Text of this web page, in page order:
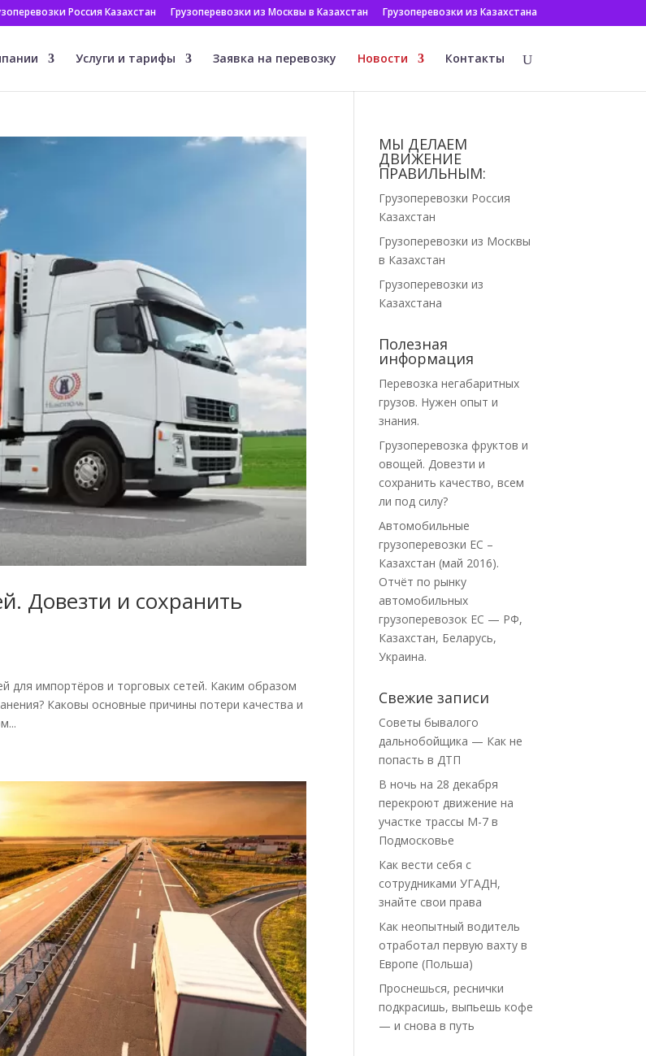
Россия Казахстан Грузоперевозки из Москвы в Казахстан Грузоперевозки из Казахстана
Услуги и тарифы Заявка на перевозку Новости Контакты
Довезти и сохранить
для импортёров и торговых сетей. Каким образом
Каковы основные причины потери качества и
МЫ ДЕЛАЕМ
ДВИЖЕНИЕ
ПРАВИЛЬНЫМ:
Грузоперевозки Россия
Казахстан
Грузоперевозки из Москвы
в Казахстан
Грузоперевозки из
Казахстана
Полезная
информация
Перевозка негабаритных
грузов. Нужен опыт и
знания.
Грузоперевозка фруктов и
овощей. Довезти и
сохранить качество, всем
ли под силу?
Автомобильные
грузоперевозки ЕС –
Казахстан (май 2016).
Отчёт по рынку
автомобильных
грузоперевозок ЕС — РФ,
Казахстан, Беларусь,
Украина.
Свежие записи
Советы бывалого
дальнобойщика — Как не
попасть в ДТП
В ночь на 28 декабря
перекроют движение на
участке трассы М-7 в
Подмосковье
Как вести себя с
сотрудниками УГАДН,
знайте свои права
Как неопытный водитель
отработал первую вахту в
Европе (Польша)
Проснешься, реснички
подкрасишь, выпьешь кофе
— и снова в путь